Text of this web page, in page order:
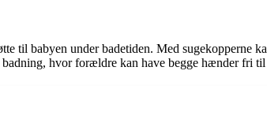
til babyen under badetiden. Med sugekopperne
hvor forældre kan have begge hænder fri til